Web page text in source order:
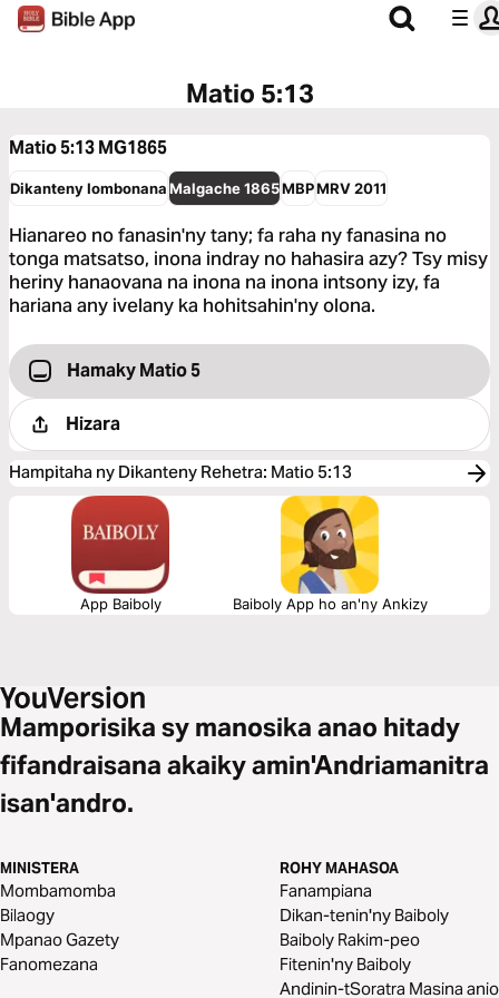
Matio 5:13
Matio 5:13MG1865
Dikanteny IombonanaMalgache 1865MBPMRV 2011
Hianareo no fanasin'ny tany; fa raha ny fanasina no
tonga matsatso, inona indray no hahasira azy? Tsy misy
heriny hanaovana na inona na inona intsony izy, fa
hariana any ivelany ka hohitsahin'ny olona.
Hamaky Matio 5
Hizara
Hampitaha ny Dikanteny Rehetra: Matio 5:13
App Baiboly Baiboly App ho an'ny Ankizy
Mamporisika sy manosika anao hitady
fifandraisana akaiky amin'Andriamanitra
isan'andro.
MINISTERA
Mombamomba
Bilaogy
Mpanao Gazety
Fanomezana
ROHY MAHASOA
Fanampiana
Dikan-tenin'ny Baiboly
Baiboly Rakim-peo
Fitenin'ny Baiboly
Andinin-tSoratra Masina anio